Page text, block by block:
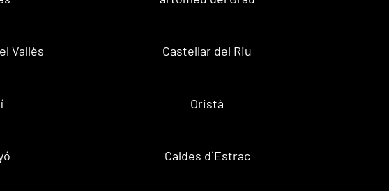
Vallès Castellar del Riu
Oristà
Caldes d´Estrac